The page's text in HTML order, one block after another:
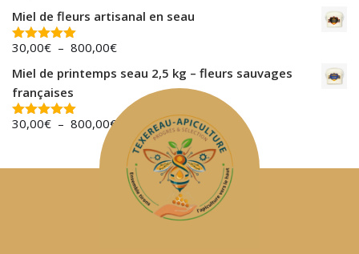
Miel de fleurs artisanal en seau
Note5.00
30,00€ – 800,00€
Miel de printemps seau 2,5 kg – fleurs sauvages
françaises
Note5.00
30,00€ – 800,00€